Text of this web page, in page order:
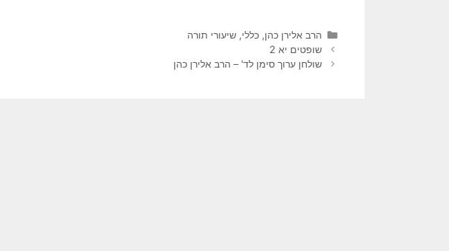
הרב אלירן כהן, כללי, שיעורי תורה
שופטים יא 2
שולחן ערוך סימן לד' – הרב אלירן כהן